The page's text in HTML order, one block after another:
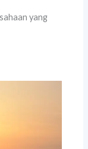
yang